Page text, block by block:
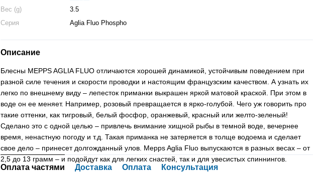
Вес (g)
3.5
Серия
Aglia Fluo Phospho
Описание
Блесны MEPPS AGLIA FLUO отличаются хорошей динамикой, устойчивым поведением при
разной силе течения и скорости проводки и настоящим французским качеством. А узнать их
легко по внешнему виду – лепесток приманки выкрашен яркой матовой краской. При этом в
воде он ее меняет. Например, розовый превращается в ярко-голубой. Чего уж говорить про
такие оттенки, как тигровый, белый фосфор, оранжевый, красный или желто-зеленый!
Сделано это с одной целью – привлечь внимание хищной рыбы в темной воде, вечернее
время, ненастную погоду и т.д. Такая приманка не затеряется в толще водоема и сделает
свое дело – принесет долгожданный улов. Mepps Aglia Fluo выпускаются в разных весах – от
2,5 до 13 грамм – и подойдут как для легких снастей, так и для увесистых спиннингов.
Оплата частями Доставка Оплата Консультация